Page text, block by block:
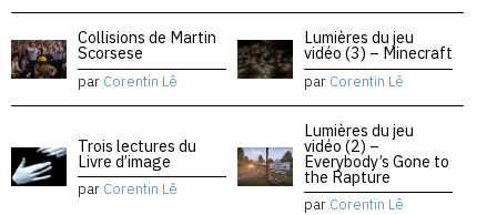
Collisions de Martin
Scorsese
par Corentin Lê
Lumières du jeu
vidéo (3) – Minecraft
par Corentin Lê
Trois lectures du
Livre d’image
par Corentin Lê
Lumières du jeu
vidéo (2) –
Everybody’s Gone to
the Rapture
par Corentin Lê